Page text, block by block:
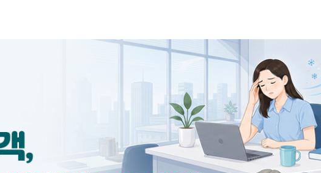
벗어난 병적인 상태로, 질병의 종류 및 심한 정도에